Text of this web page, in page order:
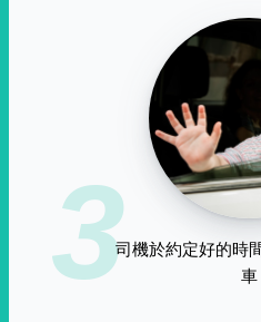
3司機於約定好的時
車